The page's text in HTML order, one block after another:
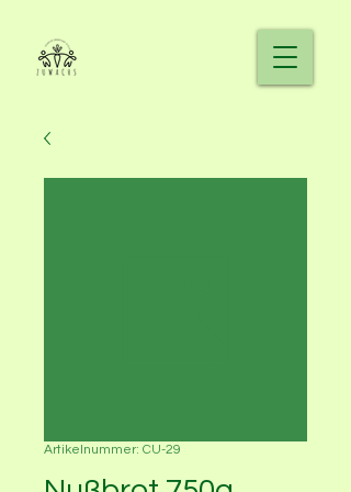
Artikelnummer: CU-29